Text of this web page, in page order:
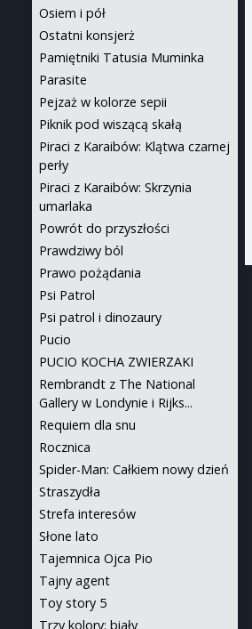
Osiem i pół
Ostatni konsjerż
Pamiętniki Tatusia Muminka
Parasite
Pejzaż w kolorze sepii
Piknik pod wiszącą skałą
Piraci z Karaibów: Klątwa czarnej
perły
Piraci z Karaibów: Skrzynia
umarlaka
Powrót do przyszłości
Prawdziwy ból
Prawo pożądania
Psi Patrol
Psi patrol i dinozaury
Pucio
PUCIO KOCHA ZWIERZAKI
Rembrandt z The National
Gallery w Londynie i Rijks...
Requiem dla snu
Rocznica
Spider-Man: Całkiem nowy dzień
Straszydła
Strefa interesów
Słone lato
Tajemnica Ojca Pio
Tajny agent
Toy story 5
Trzy kolory: biały